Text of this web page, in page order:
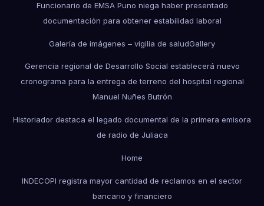
Funcionario de EMSA Puno niega haber presentado
documentación para obtener estabilidad laboral
Galería de imágenes – vigilia de saludGallery
Gerencia regional de Desarrollo Social establecerá nuevo
cronograma para la entrega de terreno del hospital regional
Manuel Nuñes Butrón
Historiador destaca el legado documental de la primera emisora
de radio de Juliaca
Home
INDECOPI registra mayor cantidad de reclamos en el sector
bancario y financiero